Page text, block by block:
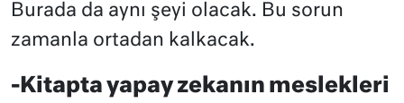
Burada da aynı şeyi olacak. Bu sorun
zamanla ortadan kalkacak.
-Kitapta yapay zekanın meslekleri